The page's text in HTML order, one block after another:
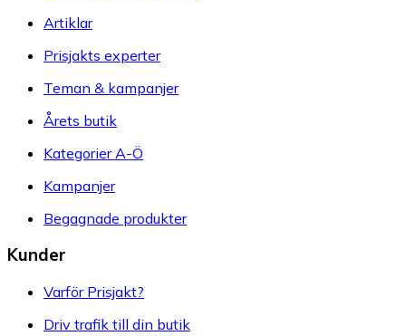
Artiklar
Prisjakts experter
Teman & kampanjer
Årets butik
Kategorier A-Ö
Kampanjer
Begagnade produkter
Kunder
Varför Prisjakt?
Driv trafik till din butik